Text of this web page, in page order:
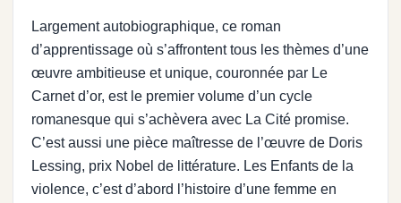
Largement autobiographique, ce roman
d’apprentissage où s’affrontent tous les thèmes d’une
œuvre ambitieuse et unique, couronnée par Le
Carnet d’or, est le premier volume d’un cycle
romanesque qui s’achèvera avec La Cité promise.
C’est aussi une pièce maîtresse de l’œuvre de Doris
Lessing, prix Nobel de littérature. Les Enfants de la
violence, c’est d’abord l’histoire d’une femme en